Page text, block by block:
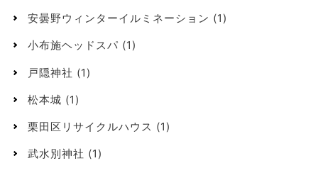
安曇野ウィンターイルミネーション (1)
小布施ヘッドスパ (1)
戸隠神社 (1)
松本城 (1)
栗田区リサイクルハウス (1)
武水別神社 (1)